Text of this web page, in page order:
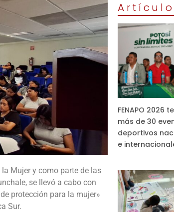
Mujer y como parte de las
se llevó a cabo con
protección para la mujer»
Sur.
FENAPO 2026
más de 30
deportivos
e